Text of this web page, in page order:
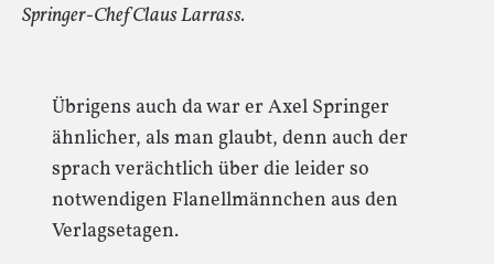
Springer-Chef Claus Larrass.
Übrigens auch da war er Axel Springer
ähnlicher, als man glaubt, denn auch der
sprach verächtlich über die leider so
notwendigen Flanellmännchen aus den
Verlagsetagen.